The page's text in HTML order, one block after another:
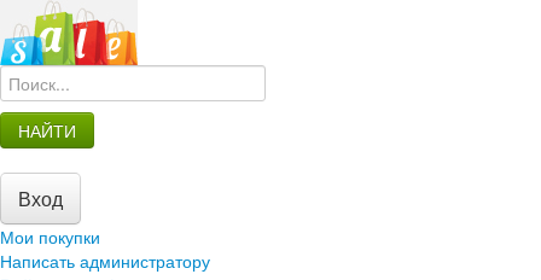
НАЙТИ
Вход
Мои покупки
Написать администратору